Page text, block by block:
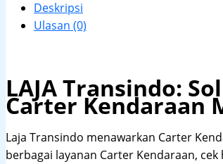
Deskripsi
Ulasan (0)
LAJA Transindo:
Carter Kendaraan
Laja Transindo menawarkan Carter
berbagai layanan Carter Kendaraan,